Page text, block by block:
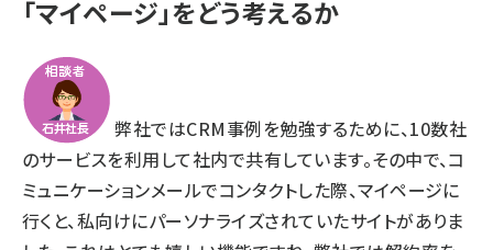
「マイページ」をどう考えるか
弊社ではCRM事例を勉強するために、10数社
のサービスを利用して社内で共有しています。その中で、コ
ミュニケーションメールでコンタクトした際、マイページに
行くと、私向けにパーソナライズされていたサイトがありま